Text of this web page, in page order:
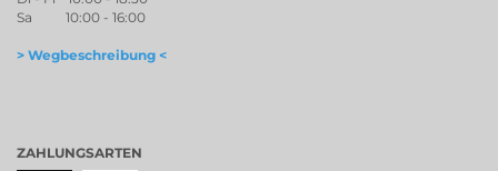
Sa 10:00 - 16:00
> Wegbeschreibung <
ZAHLUNGSARTEN